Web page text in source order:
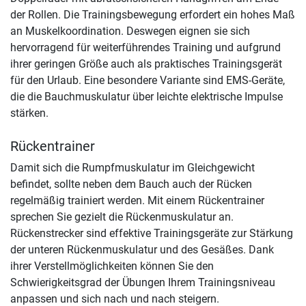
der Rollen. Die Trainingsbewegung erfordert ein hohes Maß
an Muskelkoordination. Deswegen eignen sie sich
hervorragend für weiterführendes Training und aufgrund
ihrer geringen Größe auch als praktisches Trainingsgerät
für den Urlaub. Eine besondere Variante sind EMS-Geräte,
die die Bauchmuskulatur über leichte elektrische Impulse
stärken.
Rückentrainer
Damit sich die Rumpfmuskulatur im Gleichgewicht
befindet, sollte neben dem Bauch auch der Rücken
regelmäßig trainiert werden. Mit einem Rückentrainer
sprechen Sie gezielt die Rückenmuskulatur an.
Rückenstrecker sind effektive Trainingsgeräte zur Stärkung
der unteren Rückenmuskulatur und des Gesäßes. Dank
ihrer Verstellmöglichkeiten können Sie den
Schwierigkeitsgrad der Übungen Ihrem Trainingsniveau
anpassen und sich nach und nach steigern.